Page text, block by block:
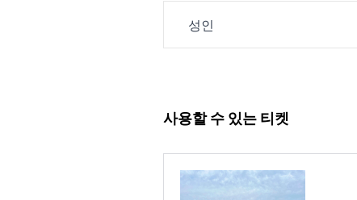
성인
사용할 수 있는 티켓